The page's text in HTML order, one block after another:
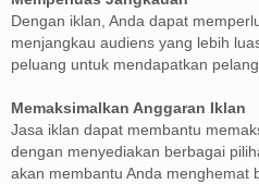
Dengan iklan, Anda dapat
menjangkau audiens yang lebih
peluang untuk mendapatkan
Memaksimalkan Anggaran Iklan
Jasa iklan dapat membantu
dengan menyediakan berbagai
akan membantu Anda menghemat